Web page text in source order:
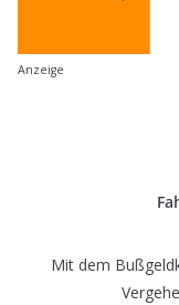
Anzeige
Mit dem